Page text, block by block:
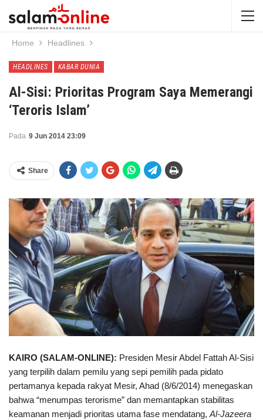
Home Headlines
HEADLINES KABAR DUNIA
Al-Sisi: Prioritas Program Saya Memerangi
‘Teroris Islam’
Pada 9 Jun 2014 23:09
Share
KAIRO (SALAM-ONLINE): Presiden Mesir Abdel Fattah Al-Sisi
yang terpilih dalam pemilu yang sepi pemilih pada pidato
pertamanya kepada rakyat Mesir, Ahad (8/6/2014) menegaskan
bahwa “menumpas terorisme” dan memantapkan stabilitas
keamanan menjadi prioritas utama fase mendatang, Al-Jazeera